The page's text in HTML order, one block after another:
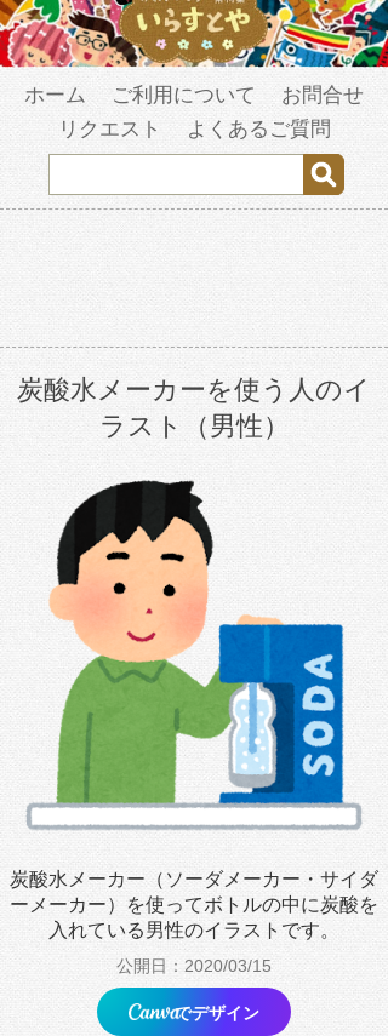
ホーム ご利用について
お問合せ
リクエスト
よくあるご質問
炭酸水メーカーを使う人のイ
ラスト（男性）
炭酸水メーカー（ソーダメーカー・サイダ
ーメーカー）を使ってボトルの中に炭酸を
入れている男性のイラストです。
公開日：2020/03/15
でデザイン